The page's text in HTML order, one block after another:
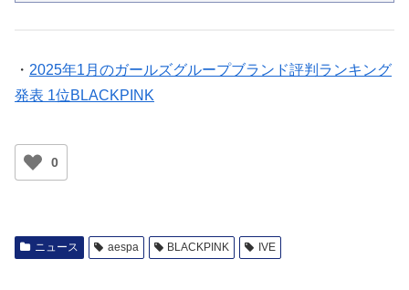
・ 2025年1月のガールズグループブランド評判ランキング
発表 1位BLACKPINK
0
ニュース aespa BLACKPINK IVE